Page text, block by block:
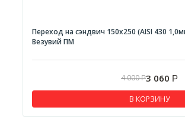
Переход на сэндвич 150х250 (AISI 430
Везувий ПМ
4 000Р3 060 Р
В КОРЗИНУ